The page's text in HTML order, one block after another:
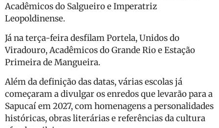
Acadêmicos do Salgueiro e Imperatriz
Leopoldinense.
Já na terça-feira desfilam Portela, Unidos do
Viradouro, Acadêmicos do Grande Rio e Estação
Primeira de Mangueira.
Além da definição das datas, várias escolas já
começaram a divulgar os enredos que levarão para a
Sapucaí em 2027, com homenagens a personalidades
históricas, obras literárias e referências da cultura